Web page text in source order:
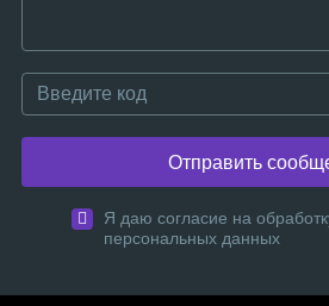
Отправить
Я даю согласие на
персональных данных